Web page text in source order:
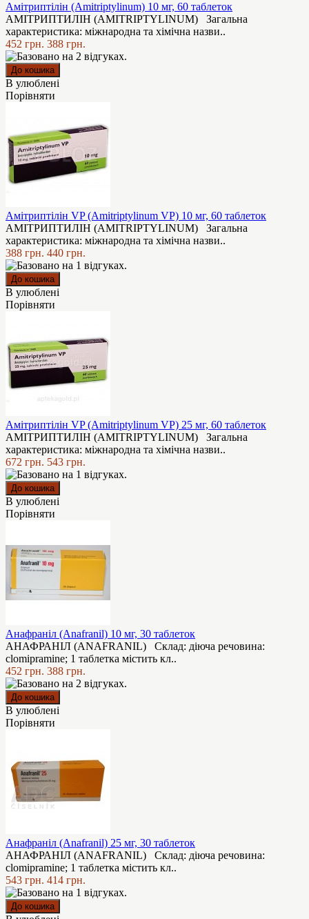
Амітриптілін (Amitriptylinum) 10 мг, 60 таблеток
АМІТРИПТИЛІН (AMITRIPTYLINUM) Загальна
характеристика: мiжнародна та хімічна назви..
452 грн. 388 грн.
В улюблені
Порівняти
Амітриптілін VP (Amitriptylinum VP) 10 мг, 60 таблеток
АМІТРИПТИЛІН (AMITRIPTYLINUM) Загальна
характеристика: мiжнародна та хімічна назви..
388 грн. 440 грн.
В улюблені
Порівняти
Амітриптілін VP (Amitriptylinum VP) 25 мг, 60 таблеток
АМІТРИПТИЛІН (AMITRIPTYLINUM) Загальна
характеристика: мiжнародна та хімічна назви..
672 грн. 543 грн.
В улюблені
Порівняти
Анафраніл (Anafranil) 10 мг, 30 таблеток
АНАФРАНІЛ (ANAFRANIL) Cклад: діюча речовина:
clomipramine; 1 таблетка містить кл..
452 грн. 388 грн.
В улюблені
Порівняти
Анафраніл (Anafranil) 25 мг, 30 таблеток
АНАФРАНІЛ (ANAFRANIL) Cклад: діюча речовина:
clomipramine; 1 таблетка містить кл..
543 грн. 414 грн.